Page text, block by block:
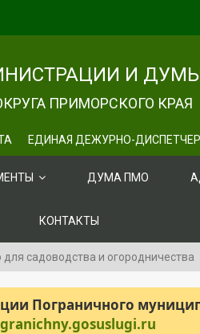
И
ПРИМОРСКОГО КРАЯ
ЕДИНАЯ ДЕЖУРНО-
ДУМА ПМО
КОНТАКТЫ
садоводства и огородничества
Пограничного